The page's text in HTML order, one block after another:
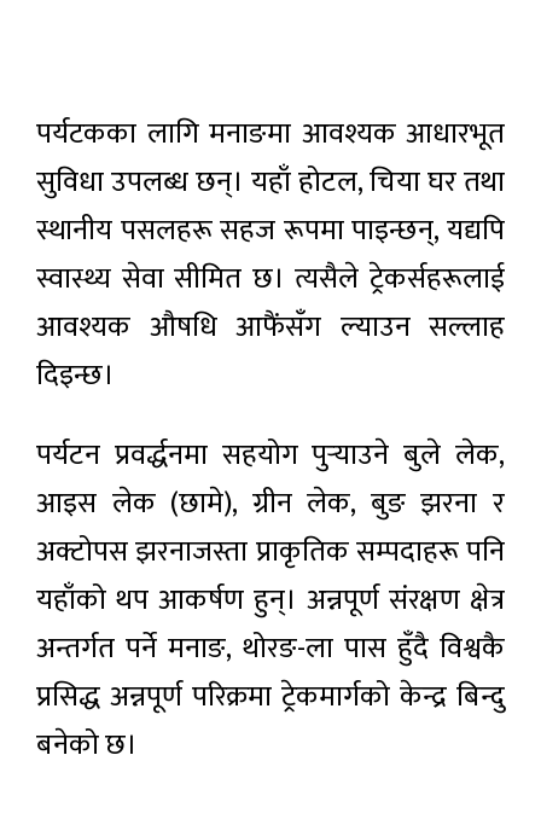
पर्यटकका लागि मनाङमा आवश्यक आधारभूत
सुविधा उपलब्ध छन्। यहाँ होटल, चिया घर तथा
स्थानीय पसलहरू सहज रूपमा पाइन्छन्, यद्यपि
स्वास्थ्य सेवा सीमित छ। त्यसैले ट्रेकर्सहरूलाई
आवश्यक औषधि आफैंसँग ल्याउन सल्लाह
दिइन्छ।
पर्यटन प्रवर्द्धनमा सहयोग पुर्‍याउने बुले लेक,
आइस लेक (छामे), ग्रीन लेक, बुङ झरना र
अक्टोपस झरनाजस्ता प्राकृतिक सम्पदाहरू पनि
यहाँको थप आकर्षण हुन्। अन्नपूर्ण संरक्षण क्षेत्र
अन्तर्गत पर्ने मनाङ, थोरङ-ला पास हुँदै विश्वकै
प्रसिद्ध अन्नपूर्ण परिक्रमा ट्रेकमार्गको केन्द्र बिन्दु
बनेको छ।